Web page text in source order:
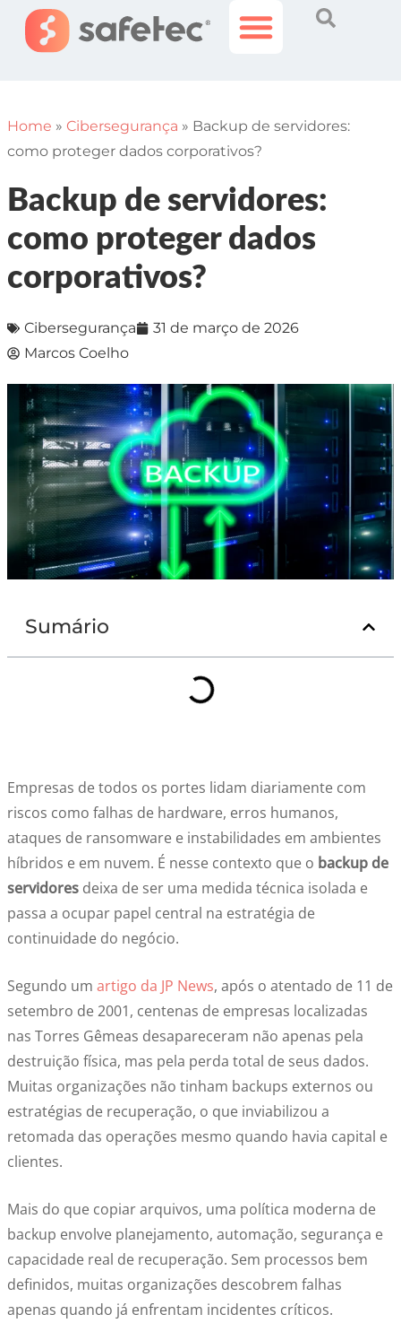
Home » Cibersegurança » Backup de servidores:
como proteger dados corporativos?
Backup de servidores:
como proteger dados
corporativos?
Cibersegurança
31 de março de 2026
Marcos Coelho
Sumário
Empresas de todos os portes lidam diariamente com
riscos como falhas de hardware, erros humanos,
ataques de ransomware e instabilidades em ambientes
híbridos e em nuvem. É nesse contexto que o backup de
servidores deixa de ser uma medida técnica isolada e
passa a ocupar papel central na estratégia de
continuidade do negócio.
Segundo um artigo da JP News, após o atentado de 11 de
setembro de 2001, centenas de empresas localizadas
nas Torres Gêmeas desapareceram não apenas pela
destruição física, mas pela perda total de seus dados.
Muitas organizações não tinham backups externos ou
estratégias de recuperação, o que inviabilizou a
retomada das operações mesmo quando havia capital e
clientes.
Mais do que copiar arquivos, uma política moderna de
backup envolve planejamento, automação, segurança e
capacidade real de recuperação. Sem processos bem
definidos, muitas organizações descobrem falhas
apenas quando já enfrentam incidentes críticos.